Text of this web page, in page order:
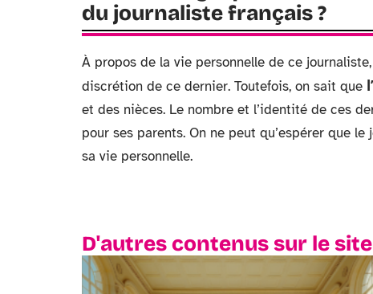
du journaliste français ?
À propos de la vie personnelle de ce
discrétion de ce dernier. Toutefois, on sait que
et des nièces. Le nombre et l’identité de ces
pour ses parents. On ne peut qu’espérer que
sa vie personnelle.
D'autres contenus sur le site